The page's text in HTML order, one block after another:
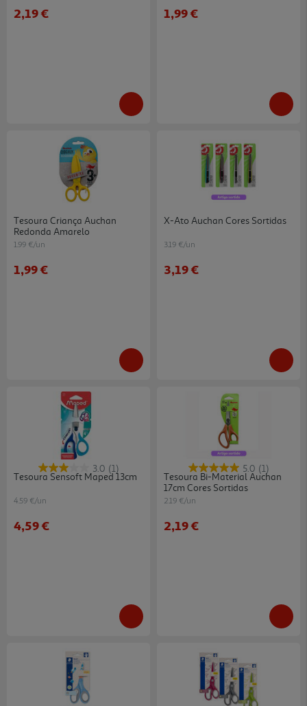
2,19 € 1,99 €
Tesoura Criança Auchan
Redonda Amarelo
1.99 €/un
1,99 €
X-Ato Auchan Cores Sortidas
3.19 €/un
3,19 €
3.0 (1)
Tesoura Sensoft Maped 13cm
4.59 €/un
4,59 €
5.0 (1)
Tesoura Bi-Material Auchan
17cm Cores Sortidas
2.19 €/un
2,19 €